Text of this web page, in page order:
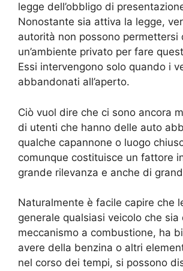
legge dell’obbligo di
Nonostante sia attiva la legge,
autorità non possono permettersi
un’ambiente privato per fare
Essi intervengono solo quando i
abbandonati all’aperto.
Ciò vuol dire che ci sono ancora
di utenti che hanno delle auto
qualche capannone o luogo
comunque costituisce un fattore
grande rilevanza e anche di
Naturalmente è facile capire che
generale qualsiasi veicolo che sia
meccanismo a combustione, ha
avere della benzina o altri
nel corso dei tempi, si possono